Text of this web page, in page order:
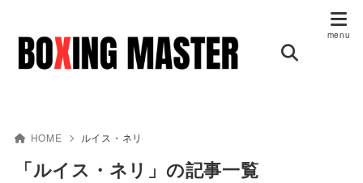
HOME ルイス・ネリ
「ルイス・ネリ」の記事一覧